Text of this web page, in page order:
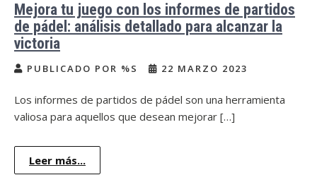
Mejora tu juego con los informes de partidos
de pádel: análisis detallado para alcanzar la
victoria
PUBLICADO POR %S 22 MARZO 2023
Los informes de partidos de pádel son una herramienta
valiosa para aquellos que desean mejorar […]
Leer más...